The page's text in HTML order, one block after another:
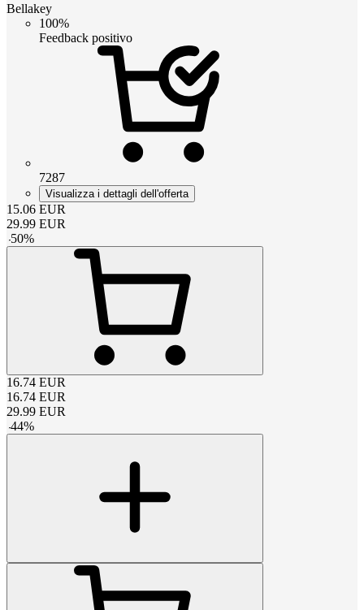
Bellakey
100%
Feedback positivo
7287
Visualizza i dettagli dell'offerta
15.06 EUR
29.99 EUR
-50%
16.74 EUR
16.74 EUR
29.99 EUR
-44%